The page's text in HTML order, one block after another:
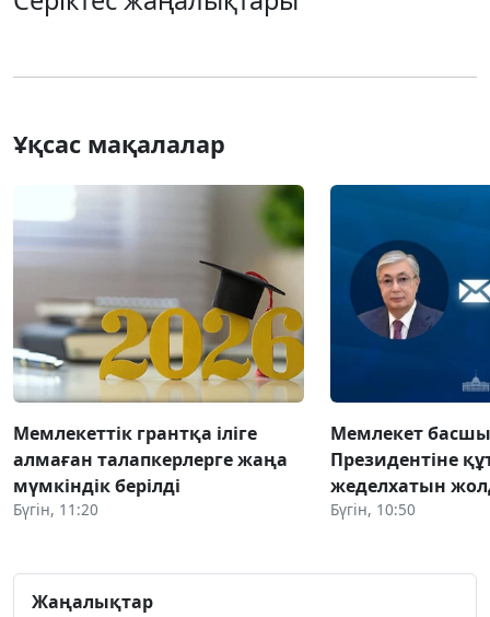
Ұқсас мақалалар
Мемлекеттік грантқа іліге
алмаған талапкерлерге жаңа
мүмкіндік берілді
Бүгін, 11:20
Мемлекет
Президентіне
жеделхатын
Бүгін, 10:50
Жаңалықтар